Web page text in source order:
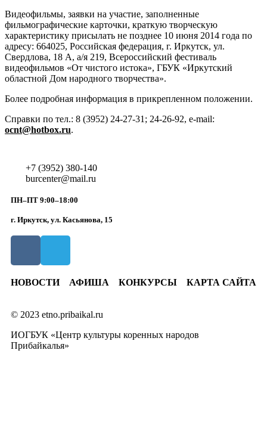
Видеофильмы, заявки на участие, заполненные
фильмографические карточки, краткую творческую
характеристику присылать не позднее 10 июня 2014 года по
адресу: 664025, Российская федерация, г. Иркутск, ул.
Свердлова, 18 А, а/я 219, Всероссийский фестиваль
видеофильмов «От чистого истока», ГБУК «Иркутский
областной Дом народного творчества».
Более подробная информация в прикрепленном положении.
Справки по тел.: 8 (3952) 24-27-31; 24-26-92, e-mail:
ocnt@hotbox.ru.
+7 (3952) 380-140
burcenter@mail.ru
ПН–ПТ 9:00–18:00
г. Иркутск, ул. Касьянова, 15
НОВОСТИ АФИША КОНКУРСЫ КАРТА САЙТА
© 2023 etno.pribaikal.ru
ИОГБУК «Центр культуры коренных народов
Прибайкалья»